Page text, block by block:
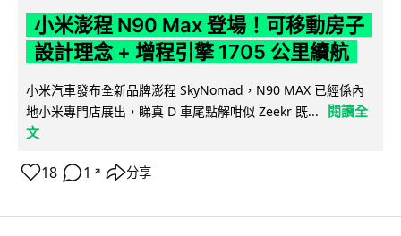
小米澎程 N90 Max 登場！可移動房子
設計理念 + 增程引擎 1705 公里續航
小米汽車發布全新品牌澎程 SkyNomad，N90 MAX 已經係內
地小米專門店展出，睇真 D 車尾點解咁似 Zeekr 既...
閱讀全
文
18 1 ↗ 分享